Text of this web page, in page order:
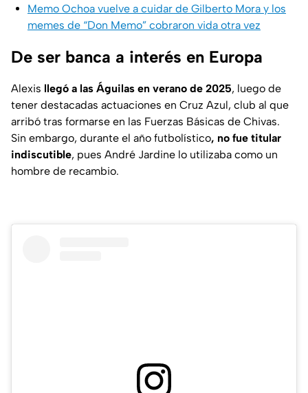
Memo Ochoa vuelve a cuidar de Gilberto Mora y los
memes de “Don Memo” cobraron vida otra vez
De ser banca a interés en Europa
Alexis llegó a las Águilas en verano de 2025, luego de
tener destacadas actuaciones en Cruz Azul, club al que
arribó tras formarse en las Fuerzas Básicas de Chivas.
Sin embargo, durante el año futbolístico, no fue titular
indiscutible, pues André Jardine lo utilizaba como un
hombre de recambio.